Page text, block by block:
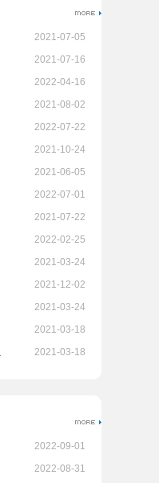
2021-07-05
2021-07-16
2022-04-16
2021-08-02
2022-07-22
2021-10-24
2021-06-05
2022-07-01
2021-07-22
2022-02-25
2021-03-24
2021-12-02
2021-03-24
2021-03-18
2021-03-18
2022-09-01
2022-08-31